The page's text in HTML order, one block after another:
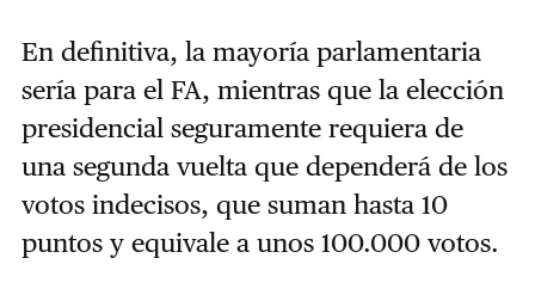
En definitiva, la mayoría parlamentaria
sería para el FA, mientras que la elección
presidencial seguramente requiera de
una segunda vuelta que dependerá de los
votos indecisos, que suman hasta 10
puntos y equivale a unos 100.000 votos.